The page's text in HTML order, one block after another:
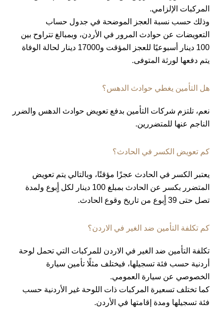
المركبات الإلزامي.
وذلك حسب نسبة العجز الموضحة في جدول حساب
التعويضات عن حوادث المرور في الأردن، وبمبالغ تتراوح بين
100 دينار أسبوعيًا للعجز المؤقت و17000 دينار لحالة الوفاة
يتم دفعها لورثة المتوفى.
هل التأمين يغطي حوادث الدهس؟
نعم، تلتزم شركات التأمين بدفع تعويض حوادث الدهس والضرر
الناجم عنها للمتضررين.
كم تعويض الكسر في الحادث؟
يعتبر الكسر في الحادث عجزًا مؤقتًا، وبالتالي يتم تعويض
المتضرر بكسر عن الحادث بمبلغ 100 دينار لكل أٍبوع ولمدة
تصل حتى 39 أٍبوع من تاريخ وقوع الحادث.
كم تكلفة التأمين ضد الغير في الاردن؟
تكلفة التأمين ضد الغير في الاردن للمركبات التي تحمل لوحة
أردنية حسب فئة تسجيلها، فيختلف مثلًا تأمين سيارة
الخصوصي عن سيارة العمومي.
كما تختلف تسعيرة المركبات ذات اللوحة غير الأردنية حسب
فئة تسجيلها ومدة إقامتها في الأردن.